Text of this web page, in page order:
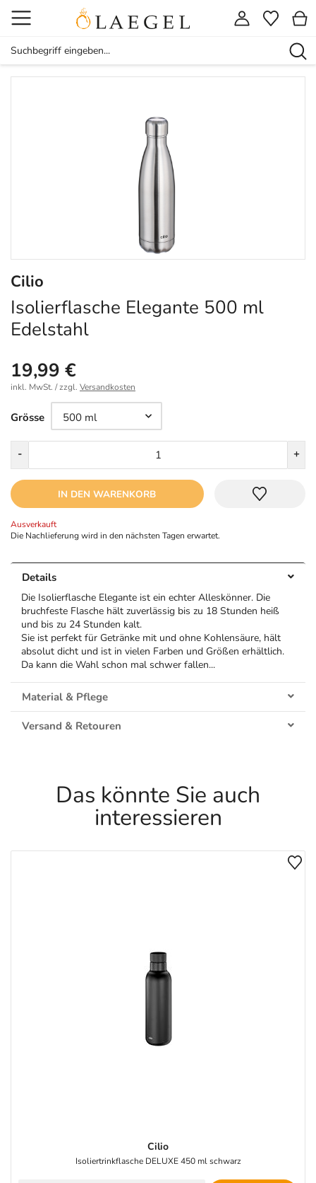
Cilio
Isolierflasche Elegante 500 ml
Edelstahl
19,99 €
inkl. MwSt. / zzgl. Versandkosten
Grösse
- +
IN DEN WARENKORB
Ausverkauft
Die Nachlieferung wird in den nächsten Tagen erwartet.
Details
Die Isolierflasche Elegante ist ein echter Alleskönner. Die
bruchfeste Flasche hält zuverlässig bis zu 18 Stunden heiß
und bis zu 24 Stunden kalt.
Sie ist perfekt für Getränke mit und ohne Kohlensäure, hält
absolut dicht und ist in vielen Farben und Größen erhältlich.
Da kann die Wahl schon mal schwer fallen...
Material & Pflege
Versand & Retouren
Das könnte Sie auch
interessieren
Cilio
Isoliertrinkflasche DELUXE 450 ml schwarz